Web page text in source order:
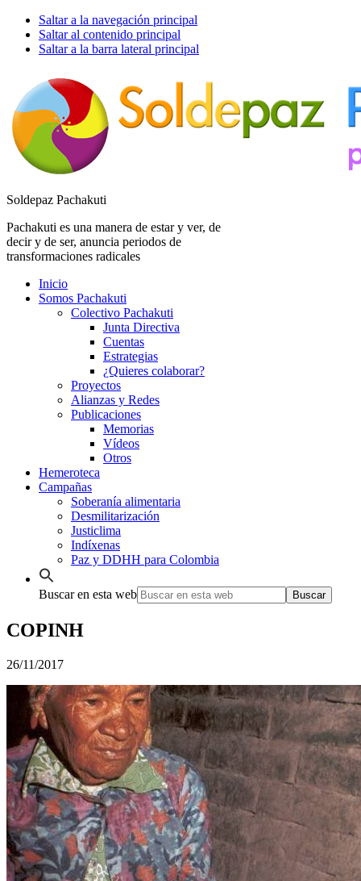
Saltar a la navegación principal
Saltar al contenido principal
Saltar a la barra lateral principal
Soldepaz Pachakuti
Pachakuti es una manera de estar y ver, de
decir y de ser, anuncia periodos de
transformaciones radicales
Inicio
Somos Pachakuti
Colectivo Pachakuti
Junta Directiva
Cuentas
Estrategias
¿Quieres colaborar?
Proyectos
Alianzas y Redes
Publicaciones
Memorias
Vídeos
Otros
Hemeroteca
Campañas
Soberanía alimentaria
Desmilitarización
Justiclima
Indíxenas
Paz y DDHH para Colombia
Buscar en esta web
COPINH
26/11/2017